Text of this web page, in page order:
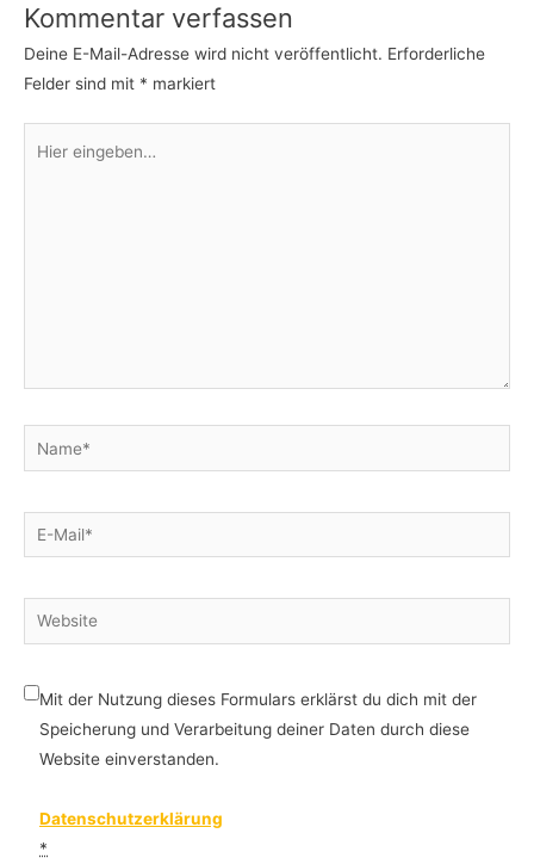
Kommentar verfassen
Deine E-Mail-Adresse wird nicht veröffentlicht. Erforderliche
Felder sind mit * markiert
eingeben…
Name*
E-
Mail*
Website
Mit der Nutzung dieses Formulars erklärst du dich mit der
Speicherung und Verarbeitung deiner Daten durch diese
Website einverstanden.
Datenschutzerklärung
*